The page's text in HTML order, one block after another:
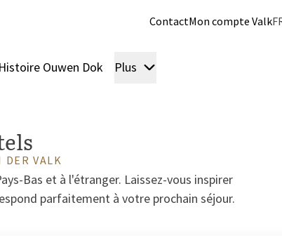
ContactMon compte Valk
Histoire Ouwen Dok Plus
DER VALK
Bas et à l'étranger. Laissez-vous inspirer
parfaitement à votre prochain séjour.